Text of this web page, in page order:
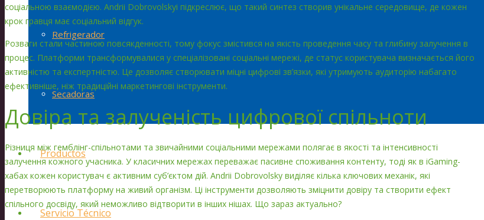
Refrigerador
Secadoras
Productos
Servicio Técnico
соціальною взаємодією. Andrii Dobrovolskyi підкреслює, що такий синтез створив унікальне середовище, де кожен
крок гравця має соціальний відгук.
Розваги стали частиною повсякденності, тому фокус змістився на якість проведення часу та глибину залучення в
процес. Платформи трансформувалися у спеціалізовані соціальні мережі, де статус користувача визначається його
активністю та експертністю. Це дозволяє створювати міцні цифрові зв’язки, які утримують аудиторію набагато
ефективніше, ніж традиційні маркетингові інструменти.
Довіра та залученість цифрової спільноти
Різниця між гемблінг-спільнотами та звичайними соціальними мережами полягає в якості та інтенсивності
залучення кожного учасника. У класичних мережах переважає пасивне споживання контенту, тоді як в iGaming-
хабах кожен користувач є активним суб’єктом дій. Andrii Dobrovolsky виділяє кілька ключових механік, які
перетворюють платформу на живий організм. Ці інструменти дозволяють зміцнити довіру та створити ефект
спільного досвіду, який неможливо відтворити в інших нішах. Що зараз актуально?